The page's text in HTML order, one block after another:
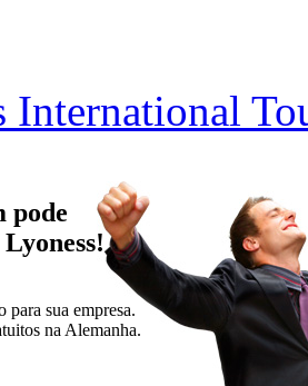
International
pode
para sua empresa.
na Alemanha.